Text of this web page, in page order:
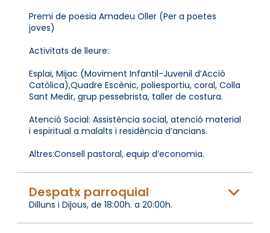
Premi de poesia Amadeu Oller (Per a poetes
joves)
Activitats de lleure:
Esplai, Mijac (Moviment Infantil-Juvenil d’Acció
Catòlica),Quadre Escènic, poliesportiu, coral, Colla
Sant Medir, grup pessebrista, taller de costura.
Atenció Social: Assistència social, atenció material
i espiritual a malalts i residència d’ancians.
Altres:Consell pastoral, equip d’economia.
Despatx parroquial
Dilluns i Dijous, de 18:00h. a 20:00h.